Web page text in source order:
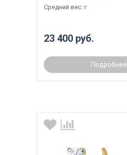
Средний вес: г
23 400 руб.
Подробнее